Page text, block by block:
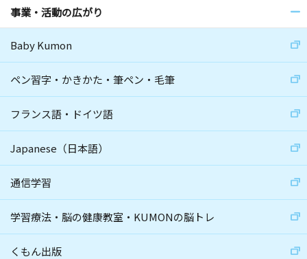
事業・活動の広がり
Baby Kumon
ペン習字・かきかた・筆ペン・毛筆
フランス語・ドイツ語
Japanese（日本語）
通信学習
学習療法・脳の健康教室・KUMONの脳トレ
くもん出版